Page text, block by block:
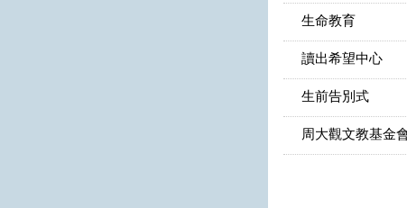
生命教育
讀出希望中心
生前告別式
周大觀文教基金